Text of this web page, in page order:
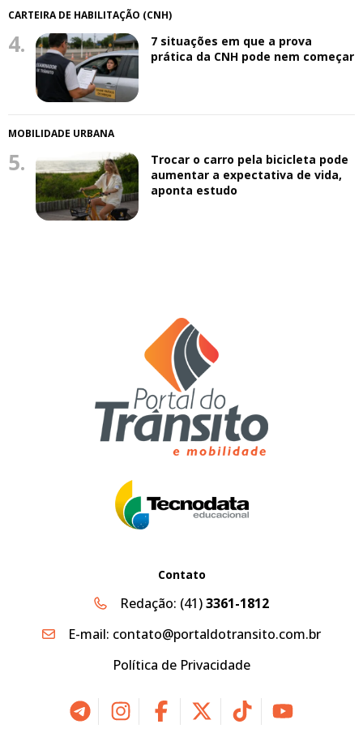
CARTEIRA DE HABILITAÇÃO (CNH)
4.
7 situações em que a prova
prática da CNH pode nem começar
MOBILIDADE URBANA
5.
Trocar o carro pela bicicleta pode
aumentar a expectativa de vida,
aponta estudo
Contato
Redação: (41)3361-1812
E-mail: contato@portaldotransito.com.br
Política de Privacidade